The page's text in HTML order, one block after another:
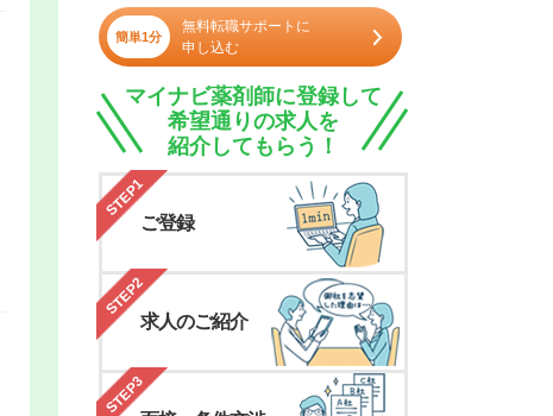
簡単1分
無料転職サポートに
申し込む
マイナビ薬剤師に登録して
希望通りの求人を
紹介してもらう！
STEP1
ご登録
STEP2
求人のご紹介
STEP3